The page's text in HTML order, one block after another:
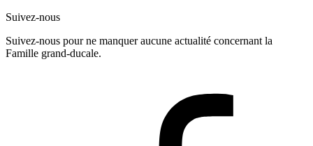
Suivez-nous
Suivez-nous pour ne manquer aucune actualité concernant la
Famille grand-ducale.